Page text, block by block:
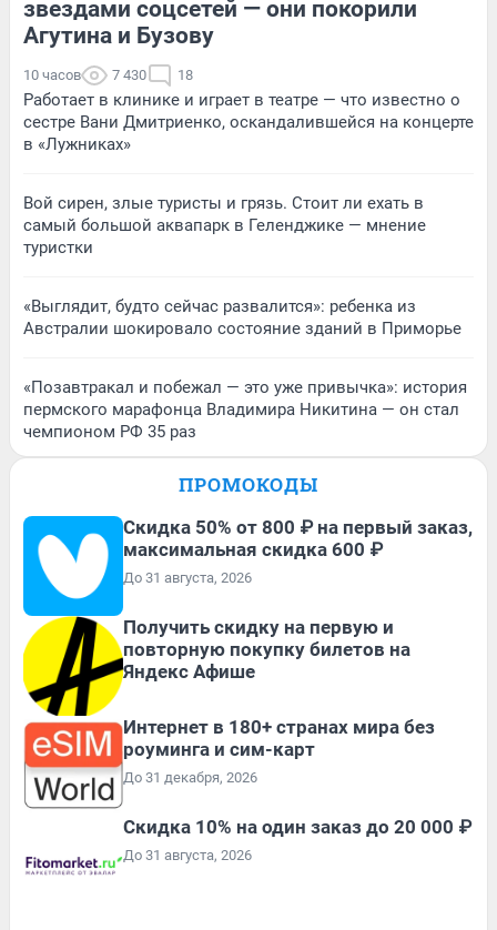
звездами соцсетей — они покорили
Агутина и Бузову
10 часов 7 430 18
Работает в клинике и играет в театре — что известно о
сестре Вани Дмитриенко, оскандалившейся на концерте
в «Лужниках»
Вой сирен, злые туристы и грязь. Стоит ли ехать в
самый большой аквапарк в Геленджике — мнение
туристки
«Выглядит, будто сейчас развалится»: ребенка из
Австралии шокировало состояние зданий в Приморье
«Позавтракал и побежал — это уже привычка»: история
пермского марафонца Владимира Никитина — он стал
чемпионом РФ 35 раз
ПРОМОКОДЫ
Скидка 50% от 800 ₽ на первый заказ,
максимальная скидка 600 ₽
До 31 августа, 2026
Получить скидку на первую и
повторную покупку билетов на
Яндекс Афише
Интернет в 180+ странах мира без
роуминга и сим-карт
До 31 декабря, 2026
Скидка 10% на один заказ до 20 000 ₽
До 31 августа, 2026